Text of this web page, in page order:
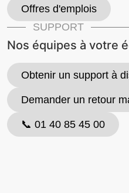
Offres d'emplois
SUPPORT
Nos équipes à votre
Obtenir un support à
Demander un retour
📞 01 40 85 45 00